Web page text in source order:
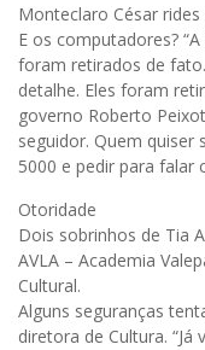
Monteclaro César rides
E os computadores?
foram retirados de
detalhe. Eles foram
governo Roberto
seguidor. Quem quiser
5000 e pedir para falar
Otoridade
Dois sobrinhos de Tia
AVLA – Academia
Cultural.
Alguns seguranças
diretora de Cultura. “Já